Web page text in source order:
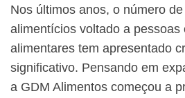
Nos últimos anos, o número
alimentícios voltado a pessoas
alimentares tem apresentado
significativo. Pensando em
a GDM Alimentos começou a